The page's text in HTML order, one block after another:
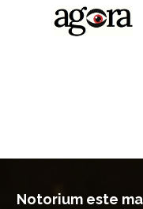
Notorium este